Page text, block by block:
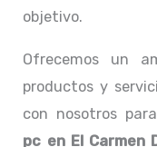
objetivo.
Ofrecemos un
productos y
con nosotros
pc en El Carmen